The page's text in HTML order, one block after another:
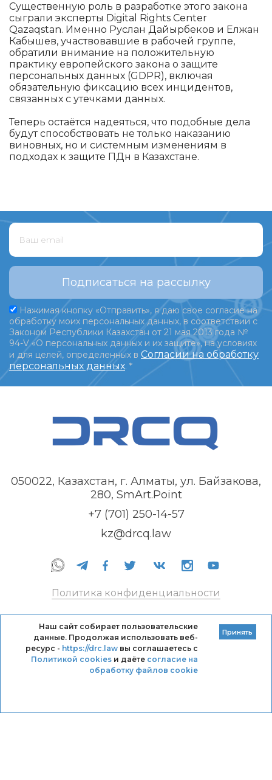
Существенную роль в разработке этого закона
сыграли эксперты Digital Rights Center
Qazaqstan. Именно Руслан Дайырбеков и Елжан
Кабышев, участвовавшие в рабочей группе,
обратили внимание на положительную
практику европейского закона о защите
персональных данных (GDPR), включая
обязательную фиксацию всех инцидентов,
связанных с утечками данных.
Теперь остаётся надеяться, что подобные дела
будут способствовать не только наказанию
виновных, но и системным изменениям в
подходах к защите ПДн в Казахстане.
Подписаться на рассылку
Нажимая кнопку «Отправить», я даю свое согласие на
обработку моих персональных данных, в соответствии с
Законом Республики Казахстан от 21 мая 2013 года №
94-V «О персональных данных и их защите», на условиях
и для целей, определенных в Согласии на обработку
персональных данных. *
050022, Казахстан, г. Алматы, ул. Байзакова,
280, SmArt.Point
+7 (701) 250-14-57
kz@drcq.law
Политика конфиденциальности
Кодекс профессиональной этики DRC
Правила оказания услуг
Наш сайт собирает пользовательские
данные. Продолжая использовать веб-
ресурс - https://drc.lawвы соглашаетесь с
Политикой cookiesи даёте согласие на
обработку файлов cookie
Принять